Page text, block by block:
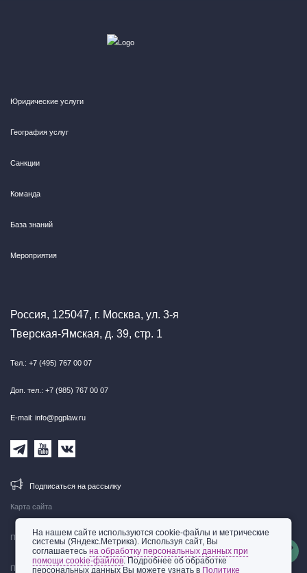
Карта сайта
Правовая информация
Политика обработки персональных данных
Юридические услуги
География услуг
Санкции
Команда
База знаний
Мероприятия
Россия, 125047, г. Москва, ул. 3-я
Тверская-Ямская, д. 39, стр. 1
Тел.: +7 (495) 767 00 07
Доп. тел.: +7 (985) 767 00 07
E-mail: info@pgplaw.ru
Подписаться на рассылку
На нашем сайте используются cookie-файлы и метрические
системы (Яндекс.Метрика). Используя сайт, Вы
соглашаетесьна обработку персональных данных при
помощи cookie-файлов. Подробнее об обработке
персональных данных Вы можете узнать в Политике